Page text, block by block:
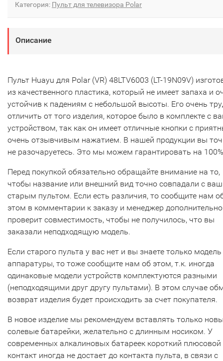
Категория: Пульт для телевизора Polar
Описание
Пульт Huayu для Polar (VR) 48LTV6003 (LT-19N09V)
из качественного пластика, который не имеет запаха и
устойчив к падениям с небольшой высоты. Его очень
отличить от того изделия, которое было в комплекте с
устройством, так как он имеет отличные кнопки с
очень отзывчивым нажатием. В нашей продукции вы
не разочаруетесь. Это мы можем гарантировать на
Перед покупкой обязательно обращайте внимание на то,
чтобы название или внешний вид точно совпадали с
старым пультом. Если есть различия, то сообщите нам
этом в комментарии к заказу и менеджер дополнительно
проверит совместимость, чтобы не получилось, что вы
заказали неподходящую модель.
Если старого пульта у вас нет и вы знаете только модель
аппаратуры, то тоже сообщите нам об этом, т.к. иногда
одинаковые модели устройств комплектуются разными
(неподходящими друг другу пультами). В этом случае
возврат изделия будет происходить за счет покупателя.
В новое изделие мы рекомендуем вставлять только
солевые батарейки, желательно с длинным носиком. У
современных алкалиновых батареек короткий плюсовой
контакт иногда не достает до контакта пульта, в связи с